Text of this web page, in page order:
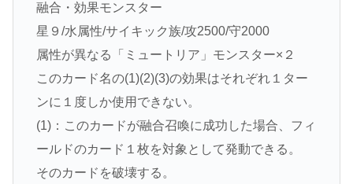
融合・効果モンスター
星９/水属性/サイキック族/攻2500/守2000
属性が異なる「ミュートリア」モンスター×２
このカード名の(1)(2)(3)の効果はそれぞれ１ター
ンに１度しか使用できない。
(1)：このカードが融合召喚に成功した場合、フィ
ールドのカード１枚を対象として発動できる。
そのカードを破壊する。